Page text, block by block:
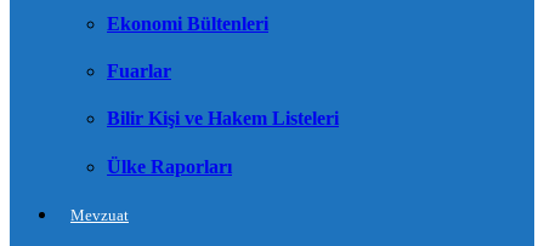
Ekonomi Bültenleri
Fuarlar
Bilir Kişi ve Hakem Listeleri
Ülke Raporları
Mevzuat